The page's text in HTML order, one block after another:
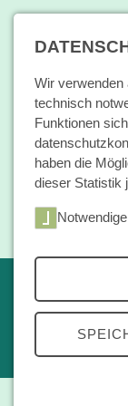
Home
Bücher /
Themen
kleine reihe
Open Access
Wir verwenden
technisch
Funktionen
haben die
dieser Statistik